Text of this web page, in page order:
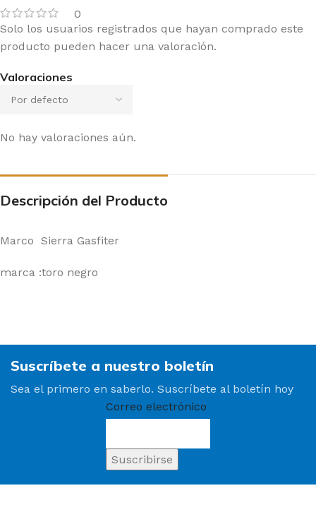
0
Valoraciones
No hay valoraciones aún.
Solo los usuarios registrados que hayan comprado este
producto pueden hacer una valoración.
Descripción del Producto
Marco Sierra Gasfiter
marca :toro negro
Suscríbete a nuestro boletín
Sea el primero en saberlo. Suscríbete al boletín hoy
Correo electrónico